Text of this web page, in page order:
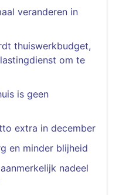
veranderen in
thuiswerkbudget,
om te
is geen
extra in december
en minder blijheid
nadeel